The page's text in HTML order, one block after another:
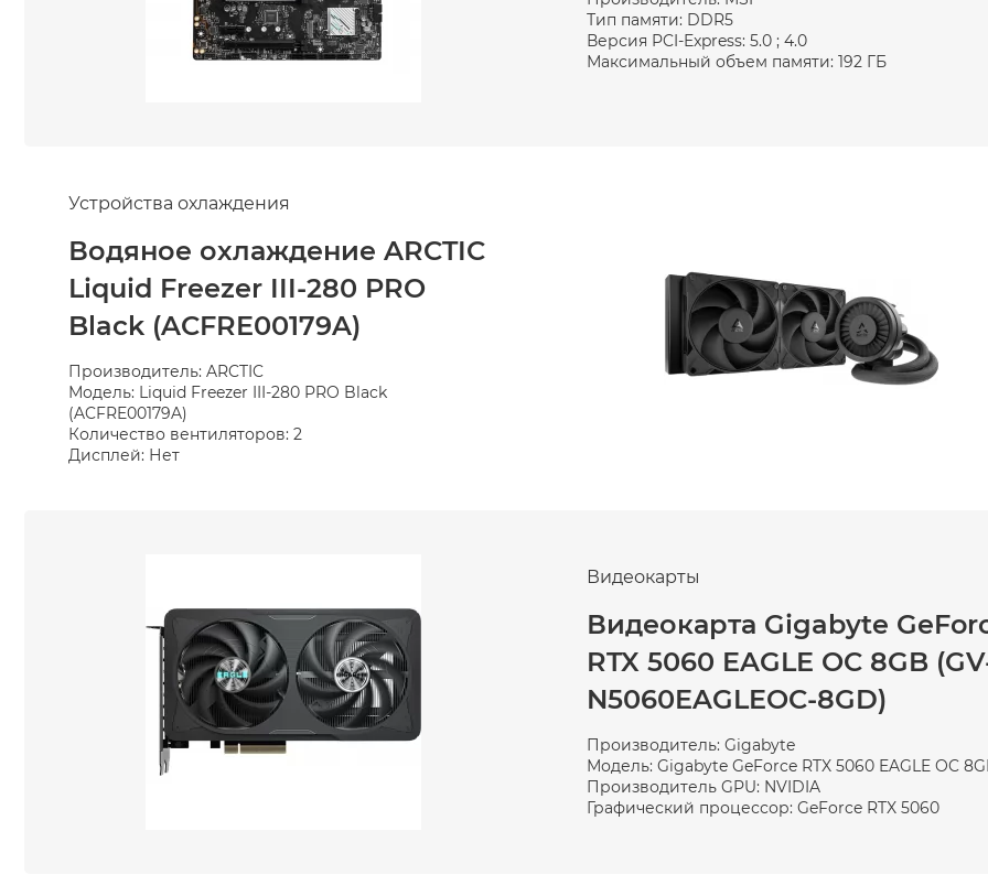
Тип памяти: DDR5
Версия PCI-Express: 5.0 ; 4.0
Максимальный объем памяти: 192 ГБ
Устройства охлаждения
Водяное охлаждение ARCTIC
Liquid Freezer III-280 PRO
Black (ACFRE00179A)
Производитель: ARCTIC
Модель: Liquid Freezer III-280 PRO Black
(ACFRE00179A)
Количество вентиляторов: 2
Дисплей: Нет
Видеокарты
Видеокарта Gigabyte
RTX 5060 EAGLE OC 8GB
N5060EAGLEOC-8GD)
Производитель: Gigabyte
Модель: Gigabyte GeForce RTX 5060 EAGLE OC
Производитель GPU: NVIDIA
Графический процессор: GeForce RTX 5060